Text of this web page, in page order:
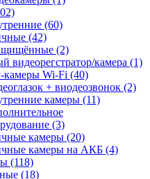
(60)
(42)
(2)
видеорегстратор/камера (1)
Wi-Fi (40)
+ виодеозвонок (2)
камеры (11)
(3)
камеры (20)
камеры на АКБ (4)
(118)
(18)